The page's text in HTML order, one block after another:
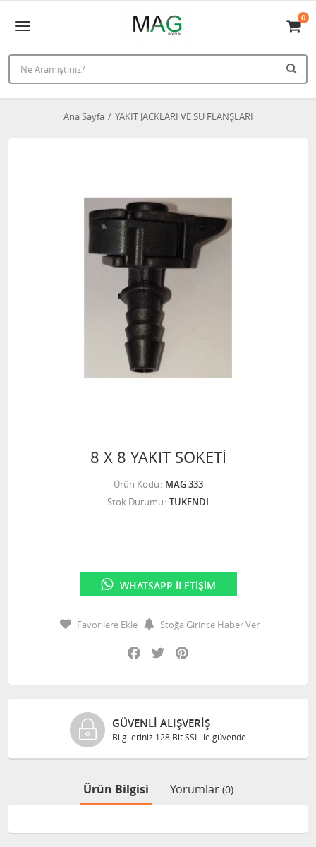
0
Ana Sayfa YAKIT JACKLARI VE SU FLANŞLARI
8 X 8 YAKIT SOKETİ
Ürün Kodu MAG 333
Stok Durumu TÜKENDİ
WHATSAPP İLETIŞIM
Favorilere Ekle
Stoğa Girince Haber Ver
Facebook
Twitter
GÜVENLI ALIŞVERIŞ
Bilgileriniz 128 Bit SSL ile güvende
Ürün Bilgisi Yorumlar (0)